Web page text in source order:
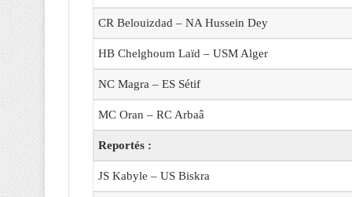
CR Belouizdad – NA Hussein Dey
HB Chelghoum Laïd – USM Alger
NC Magra – ES Sétif
MC Oran – RC Arbaâ
Reportés :
JS Kabyle – US Biskra